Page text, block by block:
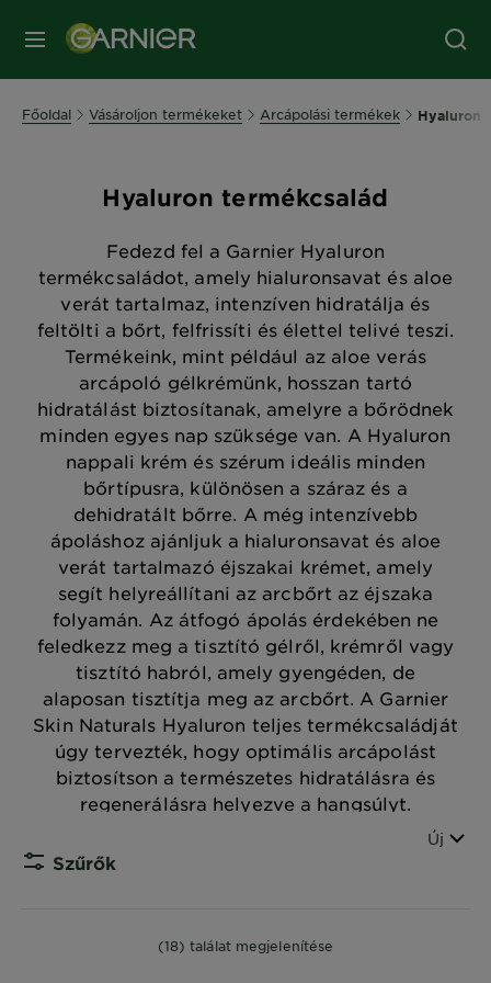
MENÜ
Főoldal Vásároljon termékeket Arcápolási termékek Hyaluron
Hyaluron termékcsalád
Fedezd fel a Garnier Hyaluron
termékcsaládot, amely hialuronsavat és aloe
verát tartalmaz, intenzíven hidratálja és
feltölti a bőrt, felfrissíti és élettel telivé teszi.
Termékeink, mint például az aloe verás
arcápoló gélkrémünk, hosszan tartó
hidratálást biztosítanak, amelyre a bőrödnek
minden egyes nap szüksége van. A Hyaluron
nappali krém és szérum ideális minden
bőrtípusra, különösen a száraz és a
dehidratált bőrre. A még intenzívebb
ápoláshoz ajánljuk a hialuronsavat és aloe
verát tartalmazó éjszakai krémet, amely
segít helyreállítani az arcbőrt az éjszaka
folyamán. Az átfogó ápolás érdekében ne
feledkezz meg a tisztító gélről, krémről vagy
tisztító habról, amely gyengéden, de
alaposan tisztítja meg az arcbőrt. A Garnier
Skin Naturals Hyaluron teljes termékcsaládját
úgy tervezték, hogy optimális arcápolást
biztosítson a természetes hidratálásra és
regenerálásra helyezve a hangsúlyt.
Szűrők
Sorrend
Új
(18) találat megjelenítése